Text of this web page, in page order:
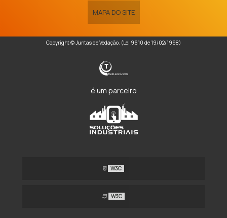
MAPA DO SITE
Copyright © Juntas de Vedação. (Lei 9610 de 19/02/1998)
é um parceiro
W3C
W3C